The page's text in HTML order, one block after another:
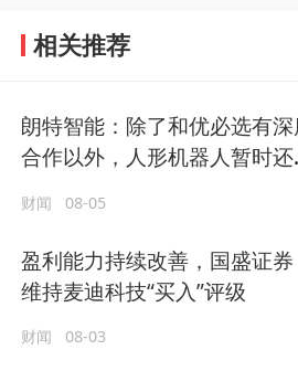
相关推荐
朗特智能：除了和优必选有深
合作以外，人形机器人暂时还
财闻 08-05
盈利能力持续改善，国盛证券
维持麦迪科技“买入”评级
财闻 08-03